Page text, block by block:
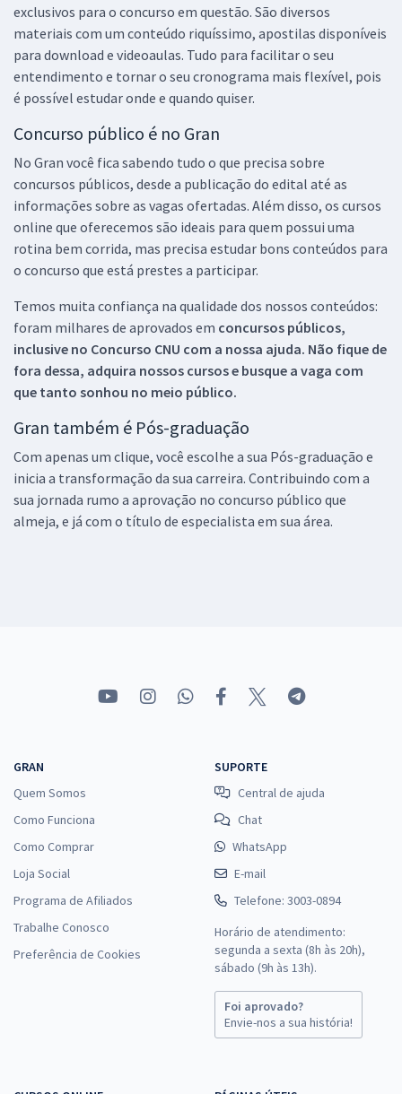
exclusivos para o concurso em questão. São diversos
materiais com um conteúdo riquíssimo, apostilas disponíveis
para download e videoaulas. Tudo para facilitar o seu
entendimento e tornar o seu cronograma mais flexível, pois
é possível estudar onde e quando quiser.
Concurso público é no Gran
No Gran você fica sabendo tudo o que precisa sobre
concursos públicos, desde a publicação do edital até as
informações sobre as vagas ofertadas. Além disso, os cursos
online que oferecemos são ideais para quem possui uma
rotina bem corrida, mas precisa estudar bons conteúdos para
o concurso que está prestes a participar.
Temos muita confiança na qualidade dos nossos conteúdos:
foram milhares de aprovados em concursos públicos,
inclusive no Concurso CNU com a nossa ajuda. Não fique de
fora dessa, adquira nossos cursos e busque a vaga com
que tanto sonhou no meio público.
Gran também é Pós-graduação
Com apenas um clique, você escolhe a sua Pós-graduação e
inicia a transformação da sua carreira. Contribuindo com a
sua jornada rumo a aprovação no concurso público que
almeja, e já com o título de especialista em sua área.
GRAN
Quem Somos
Como Funciona
Como Comprar
Loja Social
Programa de Afiliados
Trabalhe Conosco
Preferência de Cookies
SUPORTE
Central de ajuda
Chat
WhatsApp
E-mail
Telefone: 3003-0894
Horário de atendimento:
segunda a sexta (8h às 20h),
sábado (9h às 13h).
Foi aprovado?
Envie-nos a sua história!